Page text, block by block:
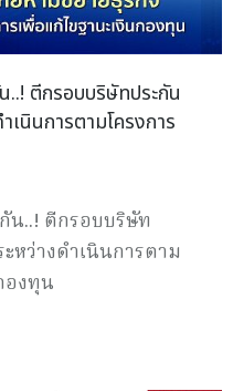
..! ตีกรอบบริษัทประกัน
เนินการตามโครงการ
น..! ตีกรอบบริษัท
หว่างดำเนินการตาม
องทุน